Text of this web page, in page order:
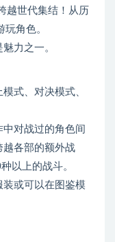
越世代集结！从历
角色。
力之一。
式、对决模式、
对战过的角色间
越各部的额外战
以上的战斗。
或可以在图鉴模